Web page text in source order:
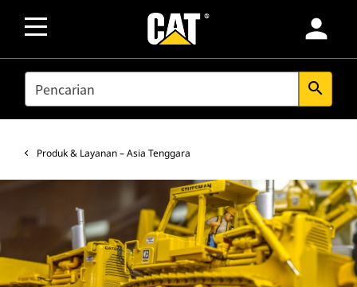
person
SEARCH search
Produk & Layanan – Asia Tenggara